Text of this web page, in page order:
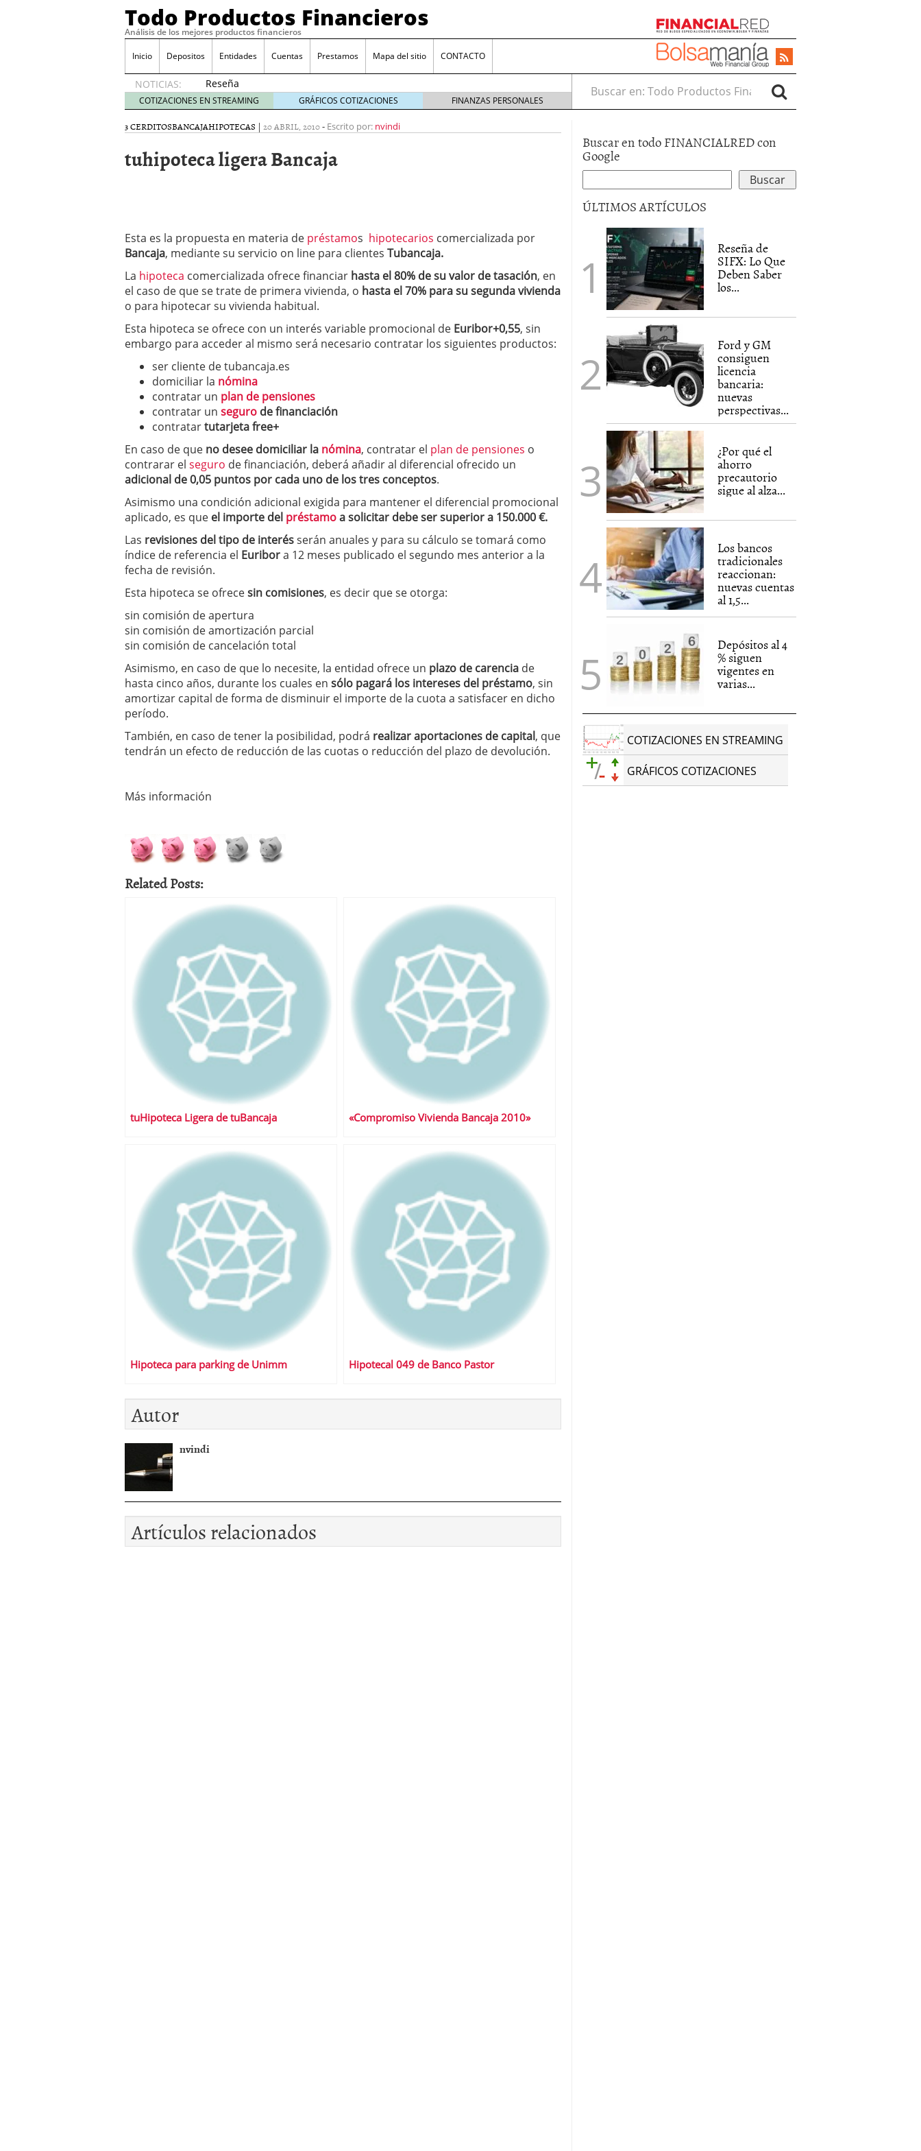
Todo Productos Financieros
Análisis de los mejores productos financieros
Inicio Depositos Entidades Cuentas Prestamos Mapa del sitio CONTACTO
NOTICIAS:
Reseña
de SIFX:
Lo Que
Deben
los
Traders
Ford y GM consiguen licencia bancaria: nuevas perspectivas para productos
financieros ligados al sector automotriz 26/01/2026
¿Por qué el ahorro precautorio sigue al alza entre los hogares?
Los bancos tradicionales reaccionan: nuevas cuentas al 1,5 % tras la
presión de los neobancos 12/01/2026
Depósitos al 4 % siguen vigentes en varias entidades: ¿qué plazos y
COTIZACIONES EN STREAMING GRÁFICOS COTIZACIONES FINANZAS PERSONALES
Buscar en:
3 CERDITOSBANCAJAHIPOTECAS | 20 ABRIL, 2010- Escrito por: nvindi
tuhipoteca ligera Bancaja
Esta es la propuesta en materia de préstamos hipotecarios comercializada por
Bancaja, mediante su servicio on line para clientes Tubancaja.
La hipoteca comercializada ofrece financiar hasta el 80% de su valor de tasación, en
el caso de que se trate de primera vivienda, o hasta el 70% para su segunda vivienda
o para hipotecar su vivienda habitual.
Esta hipoteca se ofrece con un interés variable promocional de Euribor+0,55, sin
embargo para acceder al mismo será necesario contratar los siguientes productos:
ser cliente de tubancaja.es
domiciliar la nómina
contratar un plan de pensiones
contratar un seguro de financiación
contratartutarjeta free+
En caso de que no desee domiciliar la nómina, contratar el plan de pensiones o
contrarar el seguro de financiación, deberá añadir al diferencial ofrecido un
adicional de 0,05 puntos por cada uno de los tres conceptos.
Asimismo una condición adicional exigida para mantener el diferencial promocional
aplicado, es que el importe del préstamoa solicitar debe ser superior a 150.000 €.
Las revisiones deltipo de interésserán anuales y para su cálculo se tomará como
índice de referencia el Euribora 12 meses publicado el segundo mes anterior a la
fecha de revisión.
Esta hipoteca se ofrecesin comisiones, es decir que se otorga:
sin comisión de apertura
sin comisión de amortización parcial
sin comisión de cancelación total
Asimismo, en caso de que lo necesite, la entidad ofrece un plazo de carencia de
hasta cinco años, durante los cuales en sólo pagará los intereses del préstamo, sin
amortizar capital de forma de disminuir el importe de la cuota a satisfacer en dicho
período.
También, en caso de tener la posibilidad, podrá realizar aportaciones de capital, que
tendrán un efecto de reducción de las cuotas o reducción del plazo de devolución.
Más información
Related Posts:
tuHipoteca Ligera de tuBancaja «Compromiso Vivienda Bancaja 2010»
Hipoteca para parking de Unimm Hipotecal 049 de Banco Pastor
Autor
nvindi
Artículos relacionados
Buscar en todo FINANCIALRED con
Google
ÚLTIMOS ARTÍCULOS
Reseña de
SIFX: Lo Que
Deben Saber
los...
Ford y GM
consiguen
licencia
bancaria:
nuevas
perspectivas...
¿Por qué el
ahorro
precautorio
sigue al alza...
Los bancos
tradicionales
reaccionan:
nuevas cuentas
al 1,5...
Depósitos al 4
% siguen
vigentes en
varias...
COTIZACIONES EN STREAMING
GRÁFICOS COTIZACIONES